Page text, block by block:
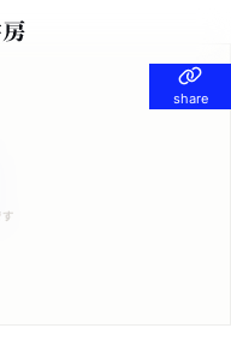
share
share